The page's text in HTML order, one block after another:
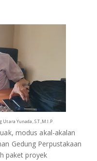
Utara Yunada, S.T.,M.I.P
modus akal-akalan
Gedung Perpustakaan
paket proyek